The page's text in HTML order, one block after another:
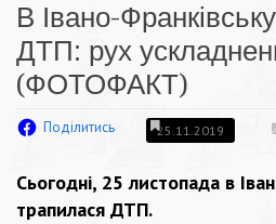
В Івано-
ДТП: рух
(ФОТОФАКТ)
Поділитись 25.11.2019
Сьогодні, 25 листопада в
трапилася ДТП.